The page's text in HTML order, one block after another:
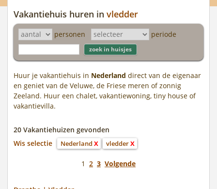
Vakantiehuis huren in vledder
personen periode
Huur je vakantiehuis in Nederland direct van de eigenaar
en geniet van de Veluwe, de Friese meren of zonnig
Zeeland. Huur een chalet, vakantiewoning, tiny house of
vakantievilla.
20 Vakantiehuizen gevonden
Wis selectie
Nederland X vledderX
1 2 3 Volgende